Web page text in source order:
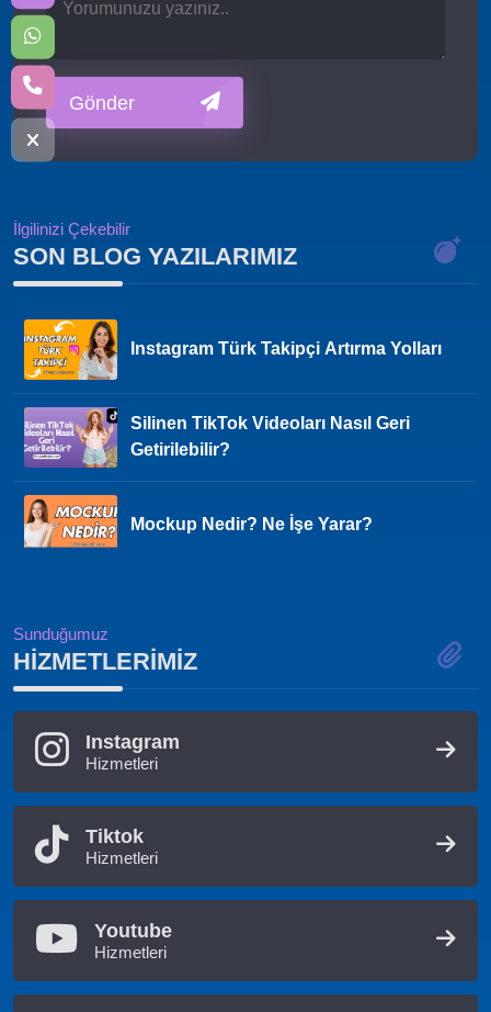
Gönder
İlgilinizi Çekebilir
SON BLOG YAZILARIMIZ
Instagram Türk Takipçi Artırma Yolları
Silinen TikTok Videoları Nasıl Geri
Getirilebilir?
Mockup Nedir? Ne İşe Yarar?
Sunduğumuz
HIZMETLERIMIZ
Instagram
Hizmetleri
Tiktok
Hizmetleri
Youtube
Hizmetleri